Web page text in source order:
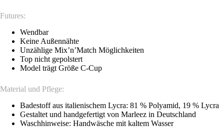
Futures:
Wendbar
Keine Außennähte
Unzählige Mix’n’Match Möglichkeiten
Top nicht gepolstert
Model trägt Größe C-Cup
Material und Pflege:
Badestoff aus italienischem Lycra: 81 % Polyamid, 19 % Lycra
Gestaltet und handgefertigt von Marleez in Deutschland
Waschhinweise: Handwäsche mit kaltem Wasser